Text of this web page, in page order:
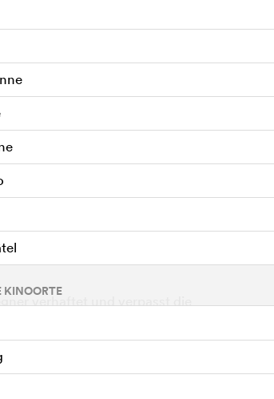
eTRAILER ABSPIELEN
verhaftet und verpasst die
in der Kaserne ein. Dort treibt er als HD
jeden Vorgesetzten in
KINOORTE